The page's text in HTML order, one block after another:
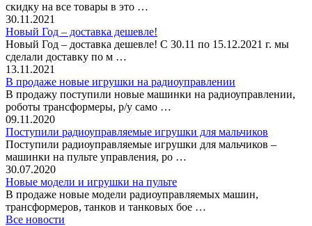
скидку на все товары в это …
30.11.2021
Новый Год – доставка дешевле!
Новый Год – доставка дешевле! С 30.11 по 15.12.2021 г. мы
сделали доставку по м …
13.11.2021
В продаже новые игрушки на радиоуправлении
В продажу поступили новые машинки на радиоуправлении,
роботы трансформеры, р/у само …
09.11.2020
Поступили радиоуправляемые игрушки для мальчиков
Поступили радиоуправляемые игрушки для мальчиков –
машинки на пульте управления, ро …
30.07.2020
Новые модели и игрушки на пульте
В продаже новые модели радиоуправляемых машин,
трансформеров, танков и танковых бое …
Все новости